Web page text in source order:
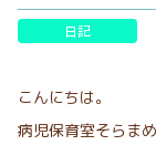
日記
こんにちは。
病児保育室そらまめ